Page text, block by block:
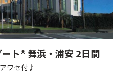
ト® 舞浜・浦安 2日間
ワセ付♪